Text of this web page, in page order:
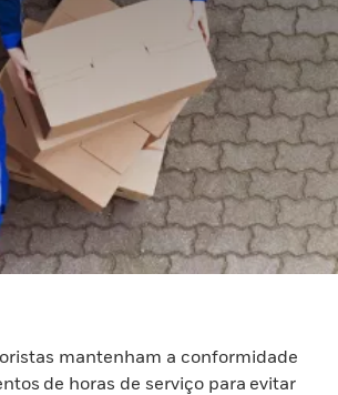
mantenham a conformidade
de horas de serviço para evitar